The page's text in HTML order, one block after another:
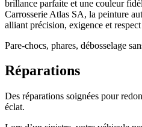
brillance parfaite et une couleur
Carrosserie Atlas SA, la peinture
alliant précision, exigence et
Pare-chocs, phares, débosselage
Réparations
Des réparations soignées pour
éclat.